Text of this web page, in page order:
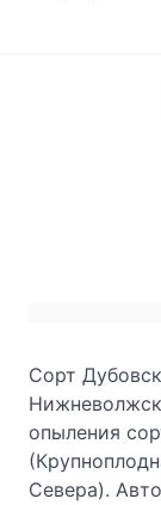
Сорт
опыления
Севера).